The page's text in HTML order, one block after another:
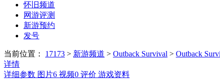
怀旧频道
网游评测
新游预约
发号
当前位置： 17173 > 新游频道 > Outback Survival > Outback
详情
详细参数 图片6 视频0 评价 游戏资料